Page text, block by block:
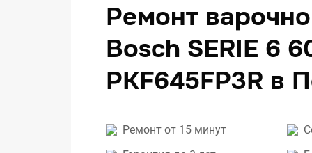
Ремонт
Bosch SERIE 6
PKF645FP3R в
Ремонт от 15 минут